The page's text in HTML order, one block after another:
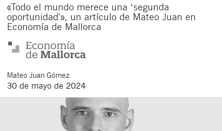
«Todo el mundo merece una ‘segunda
oportunidad'», un artículo de Mateo Juan en
Economía de Mallorca
Mateo Juan Gómez
30 de mayo de 2024